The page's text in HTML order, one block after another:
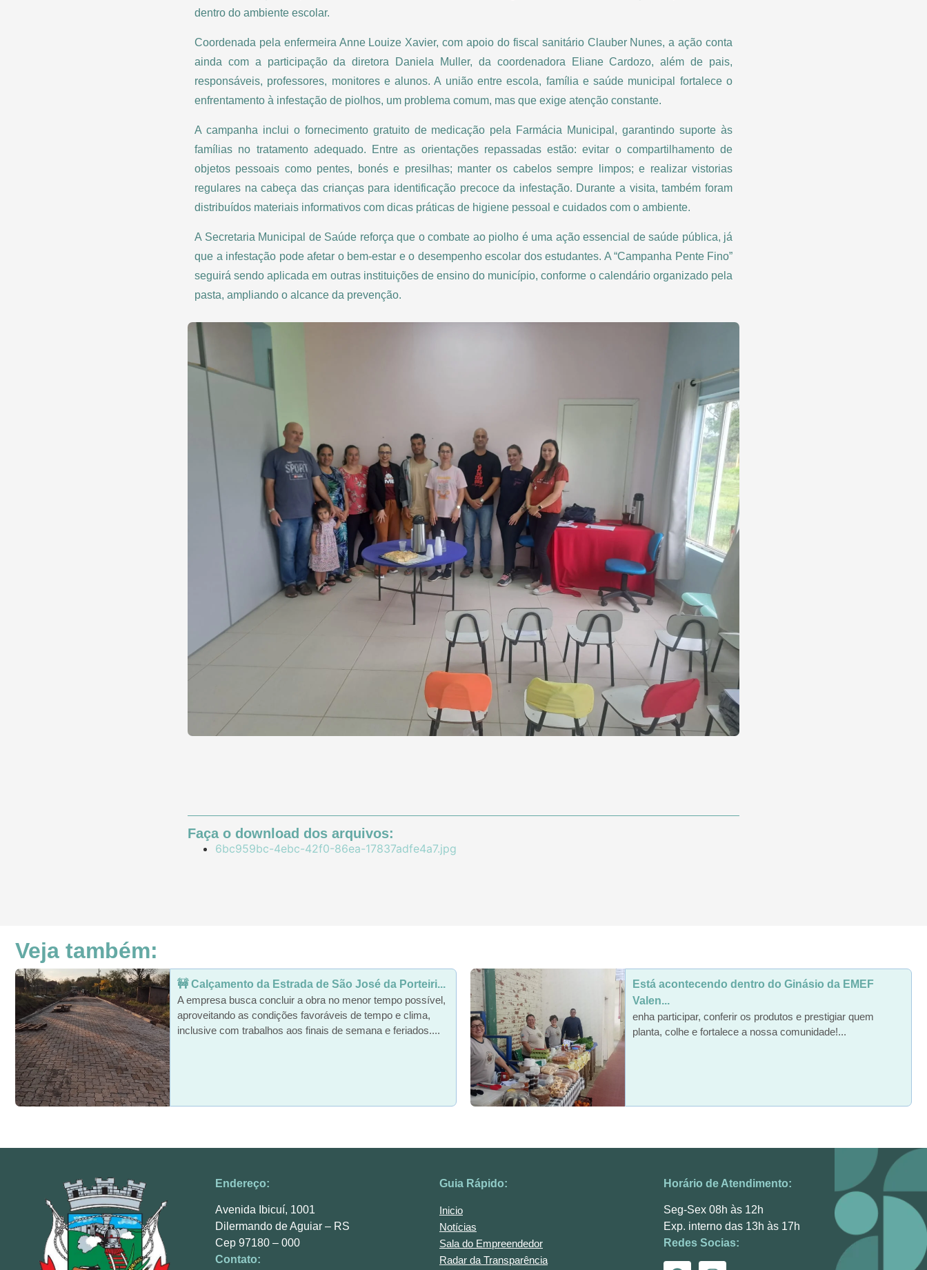
dentro do ambiente escolar.
Coordenada pela enfermeira Anne Louize Xavier, com apoio do fiscal sanitário Clauber Nunes, a ação conta
ainda com a participação da diretora Daniela Muller, da coordenadora Eliane Cardozo, além de pais,
responsáveis, professores, monitores e alunos. A união entre escola, família e saúde municipal fortalece o
enfrentamento à infestação de piolhos, um problema comum, mas que exige atenção constante.
A campanha inclui o fornecimento gratuito de medicação pela Farmácia Municipal, garantindo suporte às
famílias no tratamento adequado. Entre as orientações repassadas estão: evitar o compartilhamento de
objetos pessoais como pentes, bonés e presilhas; manter os cabelos sempre limpos; e realizar vistorias
regulares na cabeça das crianças para identificação precoce da infestação. Durante a visita, também foram
distribuídos materiais informativos com dicas práticas de higiene pessoal e cuidados com o ambiente.
A Secretaria Municipal de Saúde reforça que o combate ao piolho é uma ação essencial de saúde pública, já
que a infestação pode afetar o bem-estar e o desempenho escolar dos estudantes. A “Campanha Pente Fino”
seguirá sendo aplicada em outras instituições de ensino do município, conforme o calendário organizado pela
pasta, ampliando o alcance da prevenção.
Faça o download dos arquivos:
6bc959bc-4ebc-42f0-86ea-17837adfe4a7.jpg
Veja também:
🚧 Calçamento da Estrada de São José da Porteiri...
A empresa busca concluir a obra no menor tempo possível,
aproveitando as condições favoráveis de tempo e clima,
inclusive com trabalhos aos finais de semana e feriados....
Está acontecendo dentro do Ginásio da EMEF
Valen...
enha participar, conferir os produtos e prestigiar quem
planta, colhe e fortalece a nossa comunidade!...
Endereço:
Avenida Ibicuí, 1001
Dilermando de Aguiar – RS
Cep 97180 – 000
Contato:
Guia Rápido:
Inicio
Notícias
Sala do Empreendedor
Radar da Transparência
Horário de Atendimento:
Seg-Sex 08h às 12h
Exp. interno das 13h às 17h
Redes Socias: